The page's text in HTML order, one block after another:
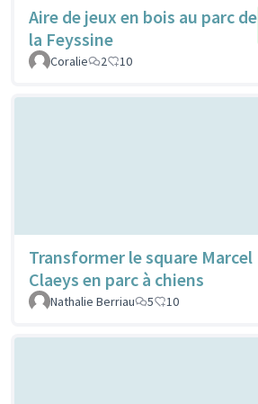
Aire de jeux en bois au parc de
la Feyssine
Coralie
2 10
Transformer le square Marcel
Claeys en parc à chiens
Nathalie Berriau
5 10